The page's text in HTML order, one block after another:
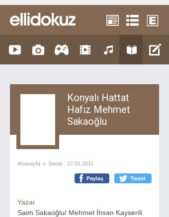
Konyalı Hattat
Hafız Mehmet
Sakaoğlu
Anasayfa » Sanat 27.01.2011
Paylaş Tweet
Yazar
Saim Sakaoğlu/ Mehmet İhsan Kayserili